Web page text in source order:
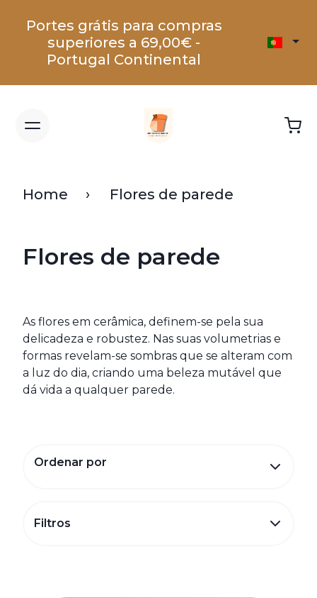
Portes grátis para compras
superiores a 69,00€ -
Portugal Continental
Home Flores de parede
Flores de parede
As flores em cerâmica, definem-se pela sua
delicadeza e robustez. Nas suas volumetrias e
formas revelam-se sombras que se alteram com
a luz do dia, criando uma beleza mutável que
dá vida a qualquer parede.
Filtros
Ordenar por